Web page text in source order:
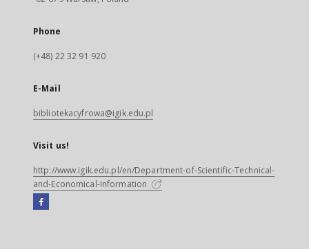
Phone
(+48) 22 32 91 920
E-Mail
bibliotekacyfrowa@igik.edu.pl
Visit us!
http://www.igik.edu.pl/en/Department-of-Scientific-Technical-
and-Economical-Information
Facebook